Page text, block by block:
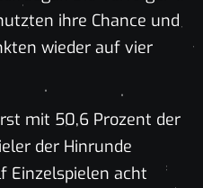
ihre Chance und
wieder auf vier
mit 50,6 Prozent der
der Hinrunde
Einzelspielen acht